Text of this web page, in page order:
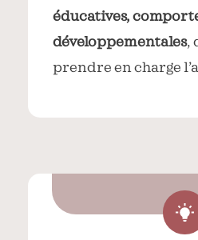
éducatives,
développementales,
prendre en charge